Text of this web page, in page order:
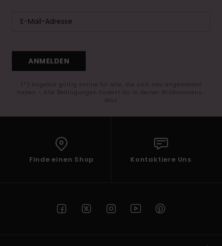
ANMELDEN
(*) Angebot gültig online für alle, die sich neu angemeldet
haben - Alle Bedingungen findest du in deiner Willkommens-
Mail
Finde einen Shop Kontaktiere Uns